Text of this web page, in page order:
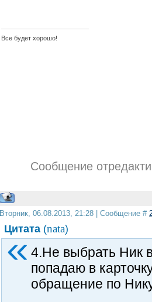
Все будет хорошо!
Сообщение
Вторник, 06.08.2013, 21:28 | Сообщение #
Цитата (nata)
4.Не выбрать Ник
попадаю в
обращение по